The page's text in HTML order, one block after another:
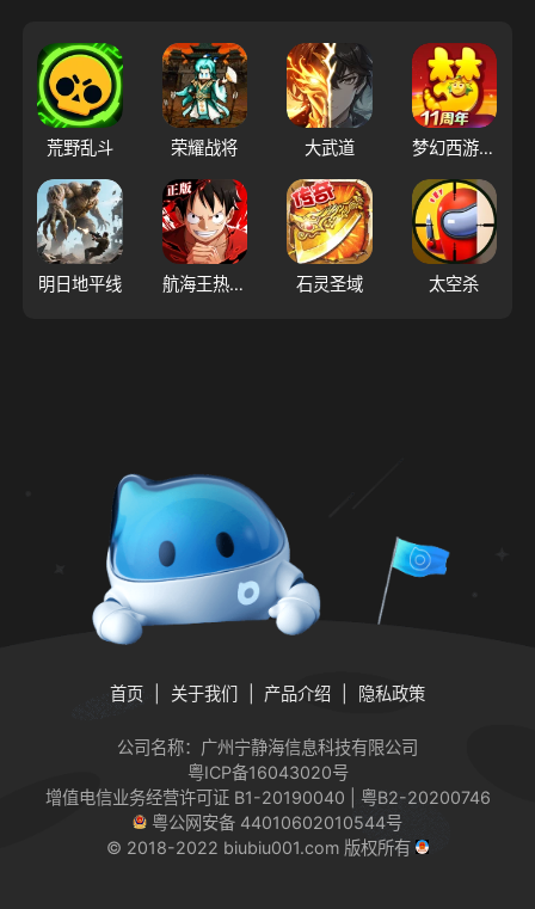
荒野乱斗 荣耀战将 大武道 梦幻西游（大陆服）
明日地平线 航海王热血航线 石灵圣域 太空杀
首页 关于我们 产品介绍 隐私政策
公司名称：广州宁静海信息科技有限公司
粤ICP备16043020号
增值电信业务经营许可证 B1-20190040 | 粤B2-20200746
粤公网安备 44010602010544号
© 2018-2022 biubiu001.com 版权所有